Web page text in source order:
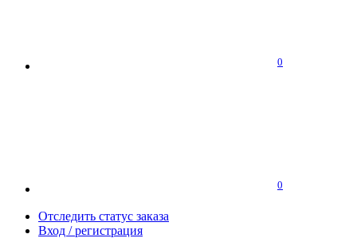
0
0
Отследить статус заказа
Вход / регистрация